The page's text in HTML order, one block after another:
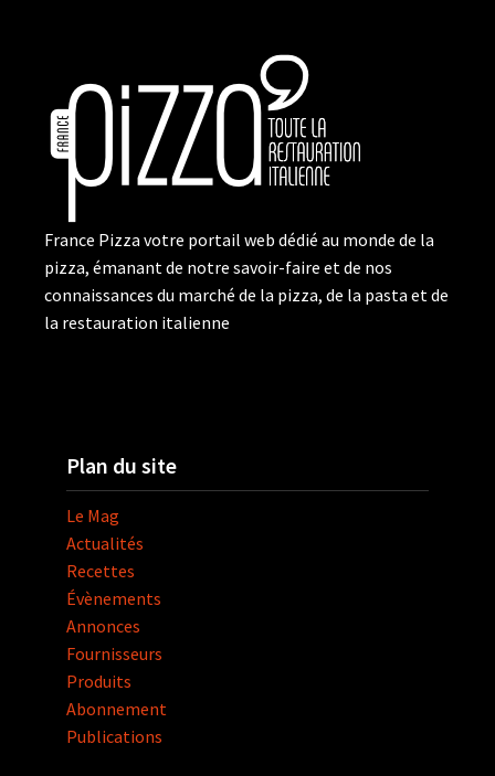
France Pizza votre portail web dédié au monde de la
pizza, émanant de notre savoir-faire et de nos
connaissances du marché de la pizza, de la pasta et de
la restauration italienne
Plan du site
Le Mag
Actualités
Recettes
Évènements
Annonces
Fournisseurs
Produits
Abonnement
Publications